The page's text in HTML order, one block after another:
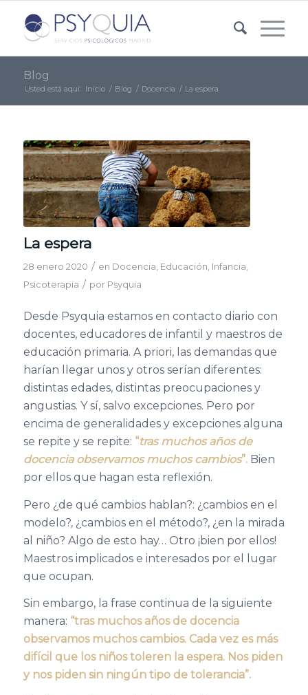
Blog
Usted está aquí: Inicio / Blog / Docencia / La espera
La espera
28 enero 2020 / en Docencia Educación Infancia
Psicoterapia / por Psyquia
Desde Psyquia estamos en contacto diario con
docentes, educadores de infantil y maestros de
educación primaria. A priori, las demandas que
harían llegar unos y otros serían diferentes:
distintas edades, distintas preocupaciones y
angustias. Y sí, salvo excepciones. Pero por
encima de generalidades y excepciones alguna
se repite y se repite: “tras muchos años de
docencia observamos muchos cambios”.Bien
por ellos que hagan esta reflexión.
Pero ¿de qué cambios hablan?: ¿cambios en el
modelo?, ¿cambios en el método?, ¿en la mirada
al niño? Algo de esto hay… Otro ¡bien por ellos!
Maestros implicados e interesados por el lugar
que ocupan.
Sin embargo, la frase continua de la siguiente
manera: “tras muchos años de docencia
observamos muchos cambios. Cada vez es más
difícil que los niños toleren la espera. Nos piden
y nos piden sin ningún tipo de tolerancia”.